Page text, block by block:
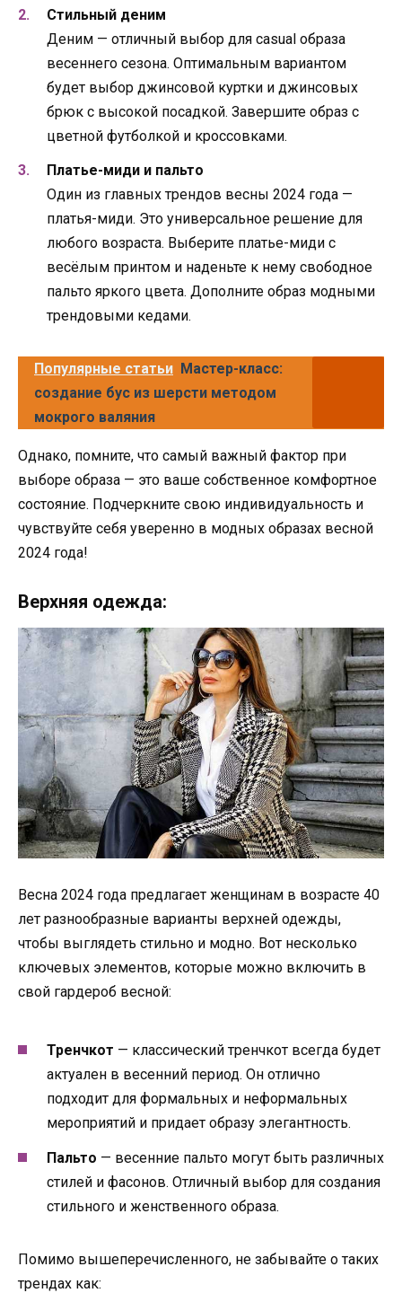
Стильный деним
Деним — отличный выбор для casual образа
весеннего сезона. Оптимальным вариантом
будет выбор джинсовой куртки и джинсовых
брюк с высокой посадкой. Завершите образ с
цветной футболкой и кроссовками.
Платье-миди и пальто
Один из главных трендов весны 2024 года —
платья-миди. Это универсальное решение для
любого возраста. Выберите платье-миди с
весёлым принтом и наденьте к нему свободное
пальто яркого цвета. Дополните образ модными
трендовыми кедами.
Популярные статьи Мастер-класс:
создание бус из шерсти методом
мокрого валяния
Однако, помните, что самый важный фактор при
выборе образа — это ваше собственное комфортное
состояние. Подчеркните свою индивидуальность и
чувствуйте себя уверенно в модных образах весной
2024 года!
Верхняя одежда:
Весна 2024 года предлагает женщинам в возрасте 40
лет разнообразные варианты верхней одежды,
чтобы выглядеть стильно и модно. Вот несколько
ключевых элементов, которые можно включить в
свой гардероб весной:
Тренчкот — классический тренчкот всегда будет
актуален в весенний период. Он отлично
подходит для формальных и неформальных
мероприятий и придает образу элегантность.
Пальто — весенние пальто могут быть различных
стилей и фасонов. Отличный выбор для создания
стильного и женственного образа.
Помимо вышеперечисленного, не забывайте о таких
трендах как: